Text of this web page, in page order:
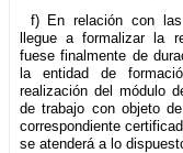
f) En relación con
llegue a formalizar la
fuese finalmente de
la entidad de
realización del módulo
de trabajo con objeto
correspondiente
se atenderá a lo